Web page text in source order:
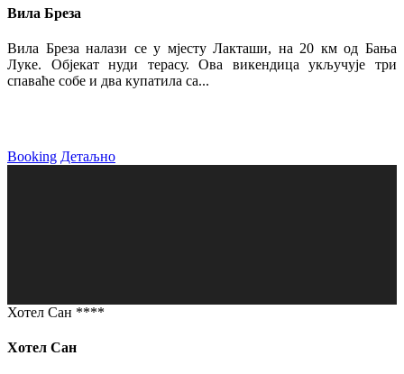
Вила Бреза
Вила Бреза налази се у мјесту Лакташи, на 20 км од Бања
Луке. Објекат нуди терасу. Ова викендица укључује три
спаваће собе и два купатила са...
Booking Детаљно
Хотел Сан ****
Хотел Сан